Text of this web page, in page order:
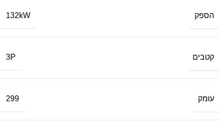
הספק 132kW
קטבים 3P
עומק 299